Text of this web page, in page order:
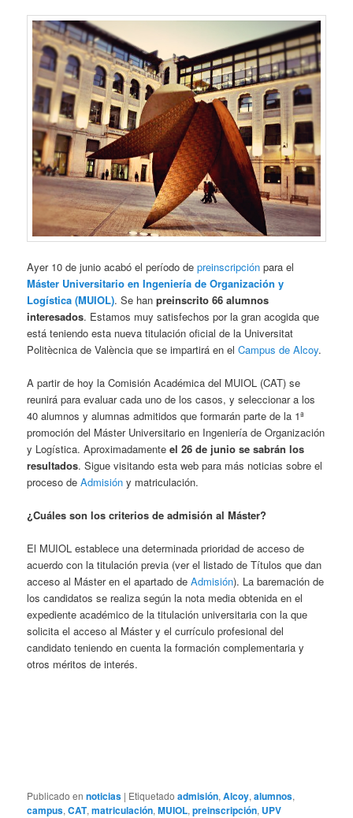
Ayer 10 de junio acabó el período depreinscripción para el
Máster Universitario en Ingeniería de Organización y
Logística (MUIOL). Se hanpreinscrito 66 alumnos
interesados. Estamos muy satisfechos por la gran acogida que
está teniendo esta nueva titulación oficial de la Universitat
Politècnica de València que se impartirá en elCampus de Alcoy.
A partir de hoy la Comisión Académica del MUIOL (CAT) se
reunirá para evaluar cada uno de los casos, y seleccionar a los
40 alumnos y alumnas admitidos que formarán parte de la 1ª
promoción del Máster Universitario en Ingeniería de Organización
y Logística. Aproximadamenteel 26 de junio se sabrán los
resultados. Sigue visitando esta web para más noticias sobre el
proceso deAdmisión y matriculación.
¿Cuáles son los criterios de admisión al Máster?
El MUIOL establece una determinada prioridad de acceso de
acuerdo con la titulación previa (ver el listado de Títulos que dan
acceso al Máster en el apartado deAdmisión). La baremación de
los candidatos se realiza según la nota media obtenida en el
expediente académico de la titulación universitaria con la que
solicita el acceso al Máster y el currículo profesional del
candidato teniendo en cuenta la formación complementaria y
otros méritos de interés.
Publicado en noticias | Etiquetado admisión,Alcoy,alumnos,
campus,CAT,matriculación,MUIOL,preinscripción, UPV